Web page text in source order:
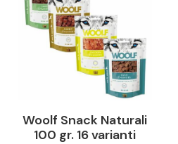
Woolf Snack Naturali
100 gr. 16 varianti